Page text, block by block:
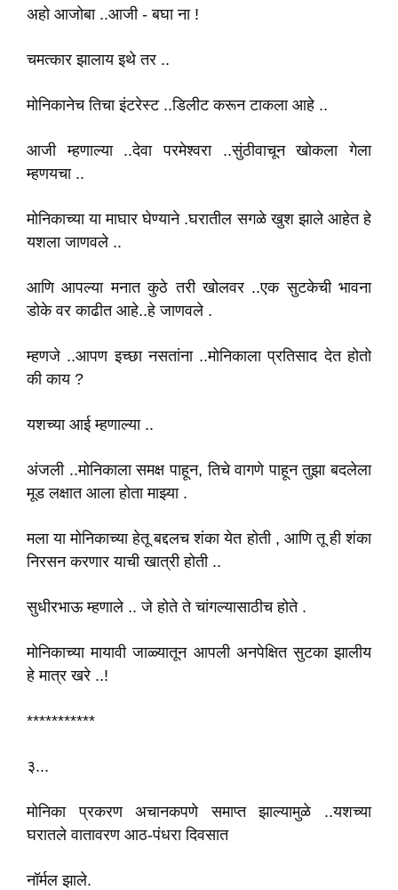
अहो आजोबा ..आजी - बघा ना !
चमत्कार झालाय इथे तर ..
मोनिकानेच तिचा इंटरेस्ट ..डिलीट करून टाकला आहे ..
आजी म्हणाल्या ..देवा परमेश्वरा ..सुंठीवाचून खोकला गेला
म्हणयचा ..
मोनिकाच्या या माघार घेण्याने .घरातील सगळे खुश झाले आहेत हे
यशला जाणवले ..
आणि आपल्या मनात कुठे तरी खोलवर ..एक सुटकेची भावना
डोके वर काढीत आहे..हे जाणवले .
म्हणजे ..आपण इच्छा नसतांना ..मोनिकाला प्रतिसाद देत होतो
की काय ?
यशच्या आई म्हणाल्या ..
अंजली ..मोनिकाला समक्ष पाहून, तिचे वागणे पाहून तुझा बदलेला
मूड लक्षात आला होता माझ्या .
मला या मोनिकाच्या हेतू बद्दलच शंका येत होती , आणि तू ही शंका
निरसन करणार याची खात्री होती ..
सुधीरभाऊ म्हणाले .. जे होते ते चांगल्यासाठीच होते .
मोनिकाच्या मायावी जाळ्यातून आपली अनपेक्षित सुटका झालीय
हे मात्र खरे ..!
***********
३...
मोनिका प्रकरण अचानकपणे समाप्त झाल्यामुळे ..यशच्या
घरातले वातावरण आठ-पंधरा दिवसात
नॉर्मल झाले.